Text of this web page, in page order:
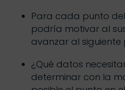
Para cada punto
podría motivar al
avanzar al siguiente
¿Qué datos
determinar con la